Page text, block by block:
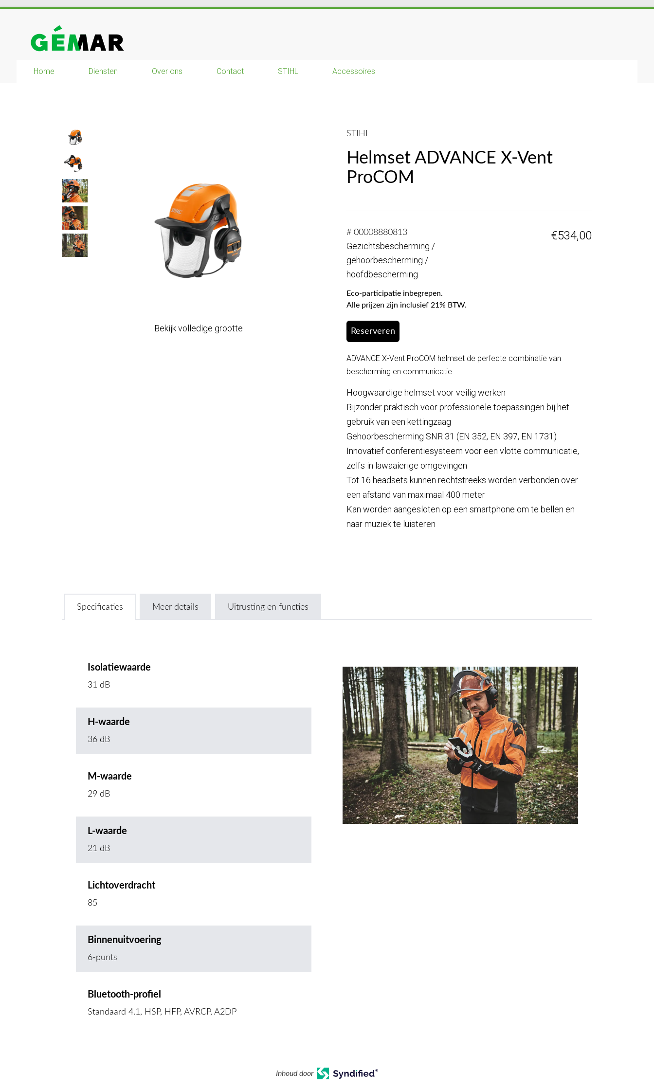
GEMAR
natuurbouw
Home Diensten Over ons Contact STIHL Accessoires
Bekijk volledige grootte
STIHL
Helmset ADVANCE X-Vent
ProCOM
# 00008880813
Gezichtsbescherming /
gehoorbescherming /
hoofdbescherming
€534,00
Eco-participatie inbegrepen.
Alle prijzen zijn inclusief 21% BTW.
Reserveren
ADVANCE X-Vent ProCOM helmset de perfecte combinatie van
bescherming en communicatie
Hoogwaardige helmset voor veilig werken
Bijzonder praktisch voor professionele toepassingen bij het
gebruik van een kettingzaag
Gehoorbescherming SNR 31 (EN 352, EN 397, EN 1731)
Innovatief conferentiesysteem voor een vlotte communicatie,
zelfs in lawaaierige omgevingen
Tot 16 headsets kunnen rechtstreeks worden verbonden over
een afstand van maximaal 400 meter
Kan worden aangesloten op een smartphone om te bellen en
naar muziek te luisteren
Specificaties Meer details Uitrusting en functies
Isolatiewaarde
31 dB
H-waarde
36 dB
M-waarde
29 dB
L-waarde
21 dB
Lichtoverdracht
85
Binnenuitvoering
6-punts
Bluetooth-profiel
Standaard 4.1, HSP, HFP, AVRCP, A2DP
Inhoud door